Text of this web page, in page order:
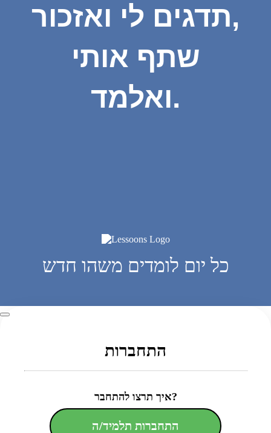
תדגים לי ואזכור,
שתף אותי
ואלמד.
כל יום לומדים משהו חדש
התחברות
איך תרצו להתחבר?
התחברות תלמיד/ה